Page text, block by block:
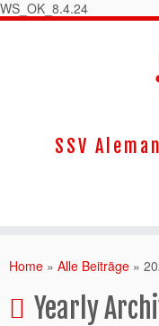
WS_OK_8.4.24
SSV
Home » Alle Beiträge »
Yearly